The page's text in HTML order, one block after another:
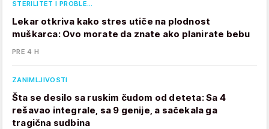
STERILITET I PROBLE…
Lekar otkriva kako stres utiče na plodnost
muškarca: Ovo morate da znate ako planirate bebu
PRE 4 H
ZANIMLJIVOSTI
Šta se desilo sa ruskim čudom od deteta: Sa 4
rešavao integrale, sa 9 genije, a sačekala ga
tragična sudbina